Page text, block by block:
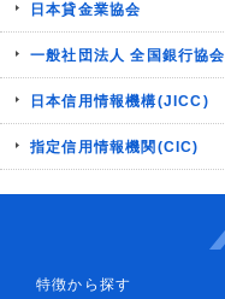
日本貸金業協会
一般社団法人 全国銀行協会
日本信用情報機構(JICC)
指定信用情報機関(CIC)
特徴から探す